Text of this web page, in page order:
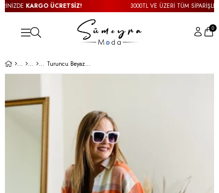
KARGO ÜCRETSİZ! 3000TL VE ÜZERİ TÜM
0
Turuncu Beyaz Oduncu Gömlek